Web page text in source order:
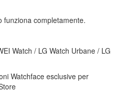
funziona completamente.
Watch / LG Watch Urbane / LG
Watchface esclusive per